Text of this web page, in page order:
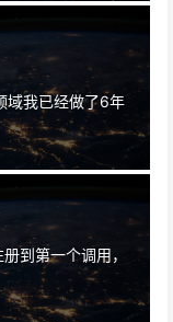
域我已经做了6年
到第一个调用，